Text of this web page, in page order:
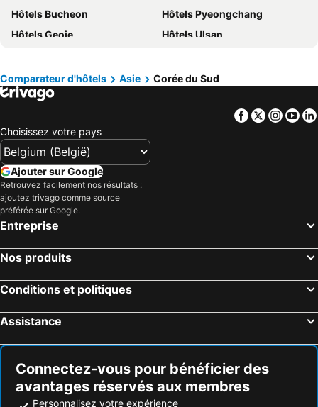
Hôtels Bretagne
Hôtels Mosel/ Saar
Hôtels Sicile
Hôtels Malte
Hôtels Bucheon
Hôtels Pyeongchang
Hôtels Geoje
Hôtels Ulsan
Hôtels Daejeon
Hôtels Goseong
Hôtels Yeosu
Hôtels Yangyang
Hôtels Wonju
Hôtels Mokpo
Hôtels Eumseong
Hôtels Gimhae
Hôtels Boryeong
Hôtels Guri
Hôtels Yangpyeong
Hôtels Gapyeong
Hôtels Chuncheon
Hôtels Gwangyang
Hôtels Changwon
Comparateur d'hôtels Asie Corée du Sud
Facebook
Twitter
Choisissez votre pays
Ajouter sur Google
Retrouvez facilement nos résultats :
ajoutez trivago comme source
préférée sur Google.
Entreprise
Nos produits
Conditions et politiques
Assistance
Connectez-vous pour bénéficier des
avantages réservés aux membres
Personnalisez votre expérience